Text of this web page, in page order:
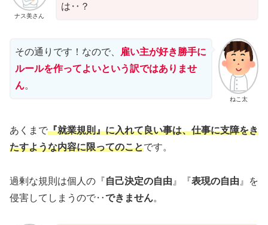
ナス美さん
は‥？
ねこ太
その通りです！なので、 雇い主が好き勝手に
ルールを作ってよいという訳ではありませ
ん。
あくまで『就業規則』に入れて良い事は、仕事に支障をき
たすような内容に限ってのことです。
過剰な規則は個人の『自己決定の自由 』『表現の自由 』を
侵害してしまうので‥できません。